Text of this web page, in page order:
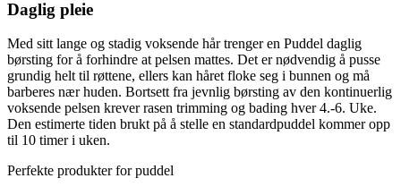
Daglig pleie
Med sitt lange og stadig voksende hår trenger en Puddel daglig
børsting for å forhindre at pelsen mattes. Det er nødvendig å pusse
grundig helt til røttene, ellers kan håret floke seg i bunnen og må
barberes nær huden. Bortsett fra jevnlig børsting av den kontinuerlig
voksende pelsen krever rasen trimming og bading hver 4.-6. Uke.
Den estimerte tiden brukt på å stelle en standardpuddel kommer opp
til 10 timer i uken.
Perfekte produkter for puddel